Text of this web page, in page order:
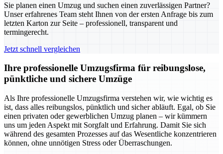
Sie planen einen Umzug und suchen einen zuverlässigen Partner?
Unser erfahrenes Team steht Ihnen von der ersten Anfrage bis zum
letzten Karton zur Seite – professionell, transparent und
termingerecht.
Jetzt schnell vergleichen
Ihre professionelle Umzugsfirma für reibungslose,
pünktliche und sichere Umzüge
Als Ihre professionelle Umzugsfirma verstehen wir, wie wichtig es
ist, dass alles reibungslos, pünktlich und sicher abläuft. Egal, ob Sie
einen privaten oder gewerblichen Umzug planen – wir kümmern
uns um jeden Aspekt mit Sorgfalt und Erfahrung. Damit Sie sich
während des gesamten Prozesses auf das Wesentliche konzentrieren
können, ohne unnötigen Stress oder Überraschungen.